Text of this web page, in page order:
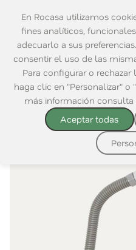
En Rocasa utilizamos
fines analíticos,
adecuarlo a sus
consentir el uso de las
Para configurar o
haga clic en "Personalizar" o
más información consulta
Aceptar todas
Home|Decoración |Iluminación|